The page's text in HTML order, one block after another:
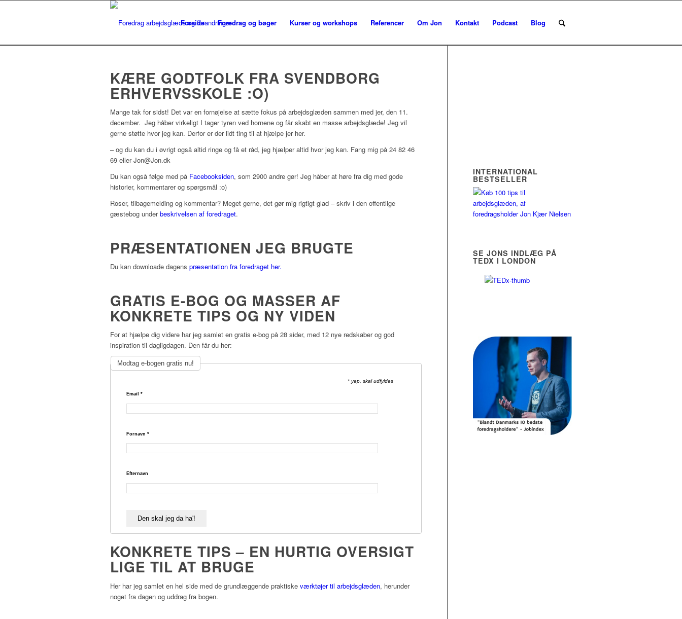
Forside Foredrag og bøger Kurser og workshops Referencer Om Jon Kontakt Podcast Blog
KÆRE GODTFOLK FRA SVENDBORG
ERHVERVSSKOLE :O)
Mange tak for sidst! Det var en fornøjelse at sætte fokus på arbejdsglæden sammen med jer, den 11.
december. Jeg håber virkeligt I tager tyren ved hornene og får skabt en masse arbejdsglæde! Jeg vil
gerne støtte hvor jeg kan. Derfor er der lidt ting til at hjælpe jer her.
– og du kan du i øvrigt også altid ringe og få et råd, jeg hjælper altid hvor jeg kan. Fang mig på 24 82 46
69 eller Jon@Jon.dk
Du kan også følge med på Facebooksiden, som 2900 andre gør! Jeg håber at høre fra dig med gode
historier, kommentarer og spørgsmål :o)
Roser, tilbagemelding og kommentar? Meget gerne, det gør mig rigtigt glad – skriv i den offentlige
gæstebog underbeskrivelsen af foredraget.
PRÆSENTATIONEN JEG BRUGTE
Du kan downloade dagens præsentation fra foredraget her.
GRATIS E-BOG OG MASSER AF
KONKRETE TIPS OG NY VIDEN
For at hjælpe dig videre har jeg samlet en gratis e-bog på 28 sider, med 12 nye redskaber og god
inspiration til dagligdagen. Den får du her:
Modtag e-bogen gratis nu!
* yep, skal udfyldes
Email *
Fornavn *
Efternavn
KONKRETE TIPS – EN HURTIG OVERSIGT
LIGE TIL AT BRUGE
Her har jeg samlet en hel side med de grundlæggende praktiske værktøjer til arbejdsglæden, herunder
noget fra dagen og uddrag fra bogen.
INTERNATIONAL
BESTSELLER
SE JONS INDLÆG PÅ
TEDX I LONDON